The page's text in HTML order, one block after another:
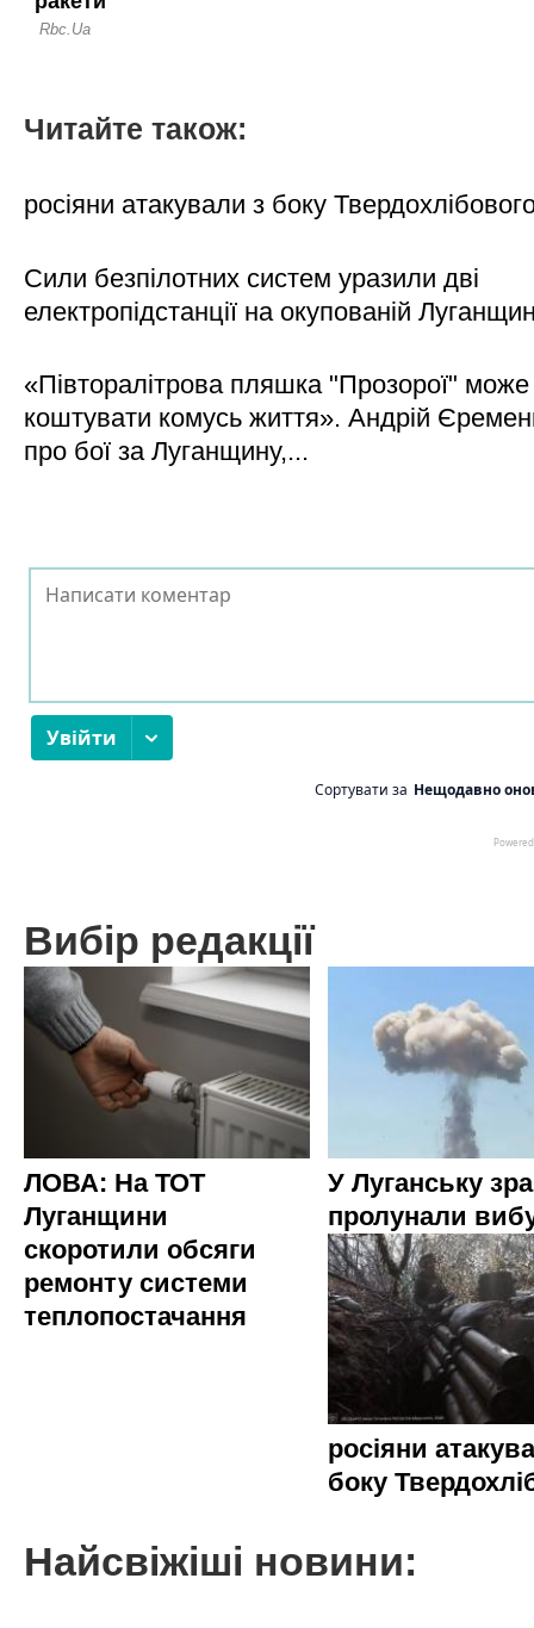
Читайте також:
росіяни атакували з боку
Сили безпілотних систем уразили дві
електропідстанції на окупованій
«Півторалітрова пляшка "Прозорої" може
коштувати комусь життя». Андрій
про бої за Луганщину,...
Вибір редакції
ЛОВА: На ТОТ
Луганщини
скоротили обсяги
ремонту системи
теплопостачання
У Луганську
пролунали
росіяни
боку
Найсвіжіші новини: